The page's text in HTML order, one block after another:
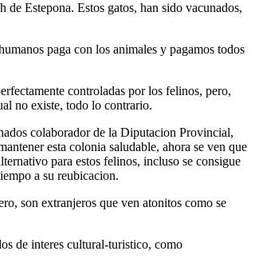
Estepona. Estos gatos, han sido vacunados,
paga con los animales y pagamos todos
controladas por los felinos, pero,
no existe, todo lo contrario.
colaborador de la Diputacion Provincial,
esta colonia saludable, ahora se ven que
para estos felinos, incluso se consigue
a su reubicacion.
son extranjeros que ven atonitos como se
de interes cultural-turistico, como